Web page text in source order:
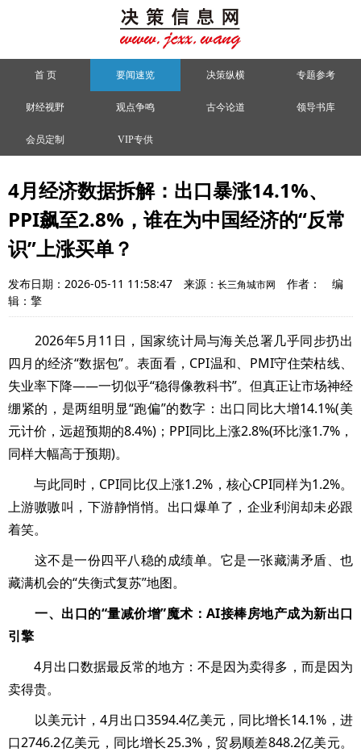
首 页 要闻速览 决策纵横 专题参考
财经视野 观点争鸣 古今论道 领导书库
会员定制 VIP专供
4月经济数据拆解：出口暴涨14.1%、
PPI飙至2.8%，谁在为中国经济的“反常
识”上涨买单？
发布日期：2026-05-11 11:58:47 来源： 长三角城市网 作者：
编
辑：擎
2026年5月11日，国家统计局与海关总署几乎同步扔出
四月的经济“数据包”。表面看，CPI温和、PMI守住荣枯线、
失业率下降——一切似乎“稳得像教科书”。但真正让市场神经
绷紧的，是两组明显“跑偏”的数字：出口同比大增14.1%(美
元计价，远超预期的8.4%)；PPI同比上涨2.8%(环比涨1.7%，
同样大幅高于预期)。
与此同时，CPI同比仅上涨1.2%，核心CPI同样为1.2%。
上游嗷嗷叫，下游静悄悄。出口爆单了，企业利润却未必跟
着笑。
这不是一份四平八稳的成绩单。它是一张藏满矛盾、也
藏满机会的“失衡式复苏”地图。
一、出口的“量减价增”魔术：AI接棒房地产成为新出口
引擎
4月出口数据最反常的地方：不是因为卖得多，而是因为
卖得贵。
以美元计，4月出口3594.4亿美元，同比增长14.1%，进
口2746.2亿美元，同比增长25.3%，贸易顺差848.2亿美元。